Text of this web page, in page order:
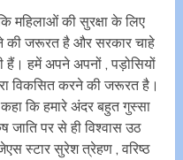
महिलाओं की सुरक्षा के लिए
की जरूरत है और सरकार चाहे
हमें अपने अपनों , पड़ोसियों
विकसित करने की जरूरत है।
कि हमारे अंदर बहुत गुस्सा
जाति पर से ही विश्वास उठ
स्टार सुरेश त्रेहण , वरिष्ठ